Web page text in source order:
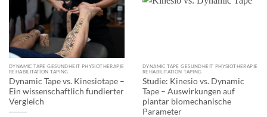
DYNAMIC TAPE GESUNDHEIT PHYSIOTHERAPIE
REHABILITATION TAPING
Dynamic Tape vs. Kinesiotape –
Ein wissenschaftlich fundierter
Vergleich
DYNAMIC TAPE GESUNDHEIT PHYSIOTHERAPIE
REHABILITATION TAPING
Studie: Kinesio vs. Dynamic
Tape – Auswirkungen auf
plantar biomechanische
Parameter